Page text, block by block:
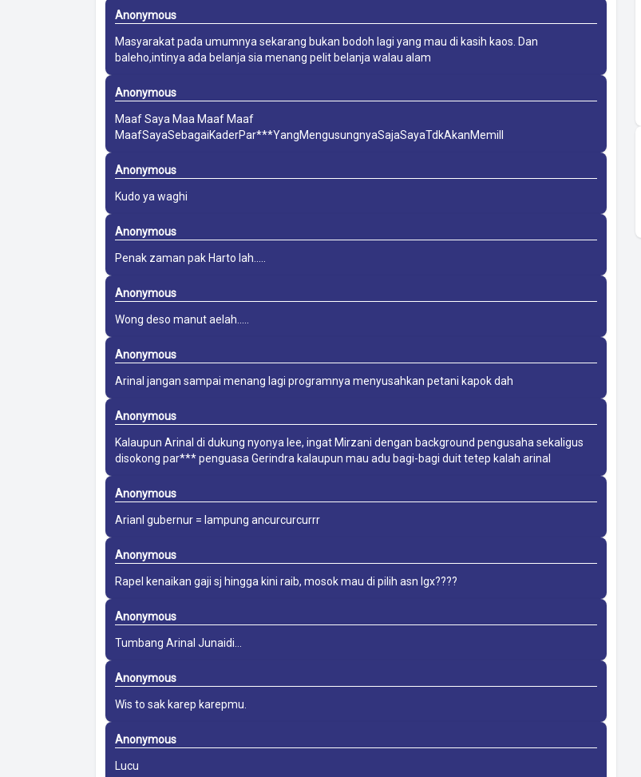
Anonymous
Masyarakat pada umumnya sekarang bukan bodoh lagi yang mau di kasih kaos. Dan
baleho,intinya ada belanja sia menang pelit belanja walau alam
Anonymous
Maaf Saya Maa Maaf Maaf
MaafSayaSebagaiKaderPar***YangMengusungnyaSajaSayaTdkAkanMemilI
Anonymous
Kudo ya waghi
Anonymous
Penak zaman pak Harto lah.....
Anonymous
Wong deso manut aelah.....
Anonymous
Arinal jangan sampai menang lagi programnya menyusahkan petani kapok dah
Anonymous
Kalaupun Arinal di dukung nyonya lee, ingat Mirzani dengan background pengusaha sekaligus
disokong par*** penguasa Gerindra kalaupun mau adu bagi-bagi duit tetep kalah arinal
Anonymous
Arianl gubernur = lampung ancurcurcurrr
Anonymous
Rapel kenaikan gaji sj hingga kini raib, mosok mau di pilih asn lgx????
Anonymous
Tumbang Arinal Junaidi...
Anonymous
Wis to sak karep karepmu.
Anonymous
Lucu